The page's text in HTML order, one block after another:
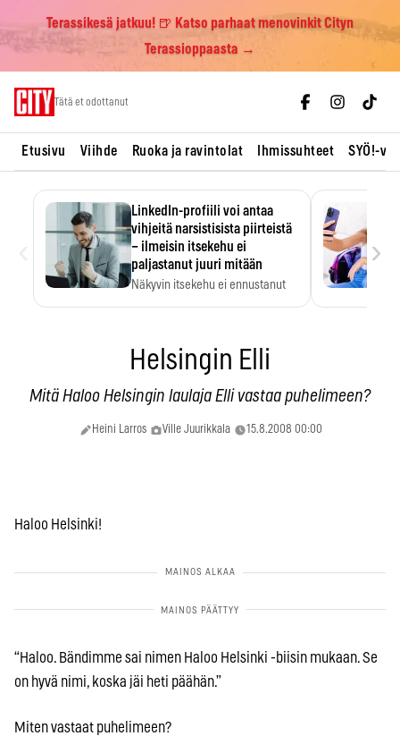
Terassikesä jatkuu! 🍺 Katso parhaat menovinkit Cityn
Terassioppaasta →
Tätä et odottanut
Etusivu Viihde Ruoka ja ravintolat Ihmissuhteet SYÖ!-
LinkedIn-profiili voi antaa
vihjeitä narsistisista piirteistä
– ilmeisin itsekehu ei
paljastanut juuri mitään
Näkyvin itsekehu ei ennustanut
›
Helsingin Elli
Mitä Haloo Helsingin laulaja Elli vastaa puhelimeen?
Heini Larros Ville Juurikkala 15.8.2008 00:00
Haloo Helsinki!
“Haloo. Bändimme sai nimen Haloo Helsinki -biisin mukaan. Se
on hyvä nimi, koska jäi heti päähän.”
Miten vastaat puhelimeen?